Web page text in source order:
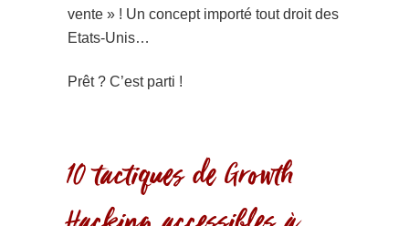
vente » ! Un concept importé tout droit des
Etats-Unis…
Prêt ? C’est parti !
10 tactiques de Growth